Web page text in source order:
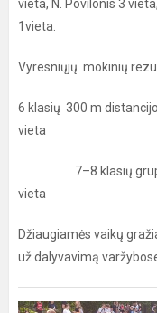
vieta, N. Povilonis 3
1vieta.
Vyresniųjų mokinių
6 klasių 300 m
vieta
7–8 klasių grupėje
vieta
Džiaugiamės vaikų
už dalyvavimą